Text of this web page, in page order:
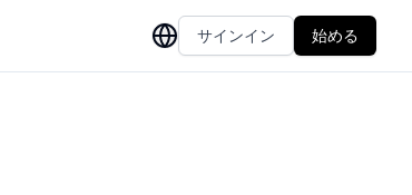
サインイン 始める